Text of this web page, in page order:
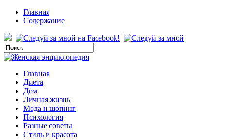
Главная
Содержание
Главная
Диета
Дом
Личная жизнь
Мода и шопинг
Психология
Разные советы
Стиль и красота